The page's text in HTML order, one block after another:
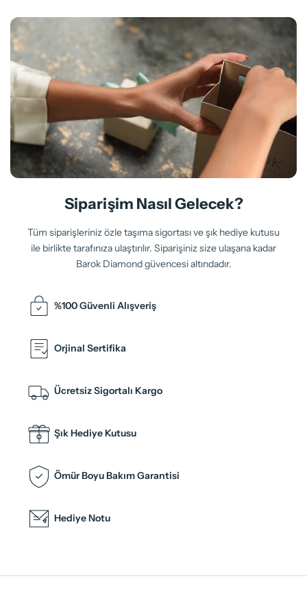
Siparişim Nasıl Gelecek?
Tüm siparişleriniz özle taşıma sigortası ve şık hediye kutusu
ile birlikte tarafınıza ulaştırılır. Siparişiniz size ulaşana kadar
Barok Diamond güvencesi altındadır.
%100 Güvenli Alışveriş
Orjinal Sertifika
Ücretsiz Sigortalı Kargo
Şık Hediye Kutusu
Ömür Boyu Bakım Garantisi
Hediye Notu